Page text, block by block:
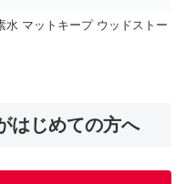
水 マットキープ ウッドストー
はじめての方へ